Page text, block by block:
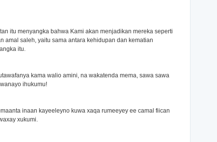
itu menyangka bahwa Kami akan menjadikan mereka seperti
amal saleh, yaitu sama antara kehidupan dan kematian
itu.
kama walio amini, na wakatenda mema, sawa sawa
ihukumu!
inaan kayeeleyno kuwa xaqa rumeeyey ee camal fiican
xukumi.